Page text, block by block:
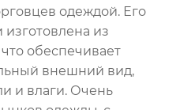
одеждой. Его
изготовлена ​​из
обеспечивает
внешний вид,
и влаги. Очень